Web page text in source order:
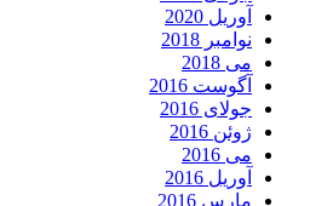
آوریل 2020
نوامبر 2018
می 2018
آگوست 2016
جولای 2016
ژوئن 2016
می 2016
آوریل 2016
مارس 2016